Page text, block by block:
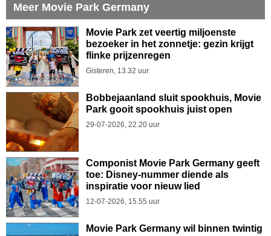
Meer Movie Park Germany
Movie Park zet veertig miljoenste
bezoeker in het zonnetje: gezin krijgt
flinke prijzenregen
Gisteren, 13.32 uur
Bobbejaanland sluit spookhuis, Movie
Park gooit spookhuis juist open
29-07-2026, 22.20 uur
Componist Movie Park Germany geeft
toe: Disney-nummer diende als
inspiratie voor nieuw lied
12-07-2026, 15.55 uur
Movie Park Germany wil binnen twintig